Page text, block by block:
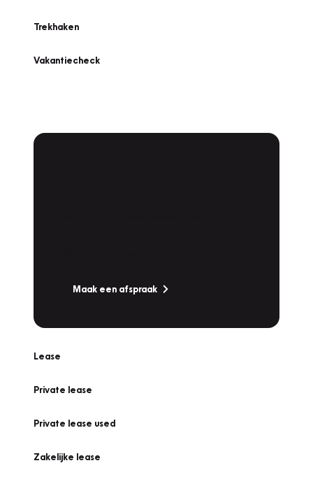
Trekhaken
Vakantiecheck
Maak een afspraak
Lease
Private lease
Private lease used
Zakelijke lease